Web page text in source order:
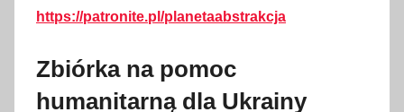
https://patronite.pl/planetaabstrakcja
Zbiórka na pomoc
humanitarną dla Ukrainy